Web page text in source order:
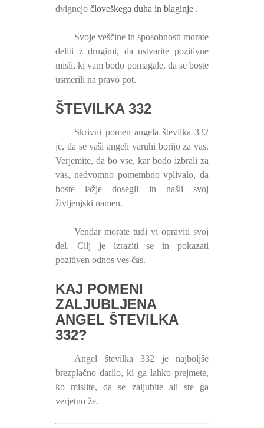
dvignejo človeškega duha in blaginje .
Svoje veščine in sposobnosti morate
deliti z drugimi, da ustvarite pozitivne
misli, ki vam bodo pomagale, da se boste
usmerili na pravo pot.
ŠTEVILKA 332
Skrivni pomen angela številka 332
je, da se vaši angeli varuhi borijo za vas.
Verjemite, da bo vse, kar bodo izbrali za
vas, nedvomno pomembno vplivalo, da
boste lažje dosegli in našli svoj
življenjski namen.
Vendar morate tudi vi opraviti svoj
del. Cilj je izraziti se in pokazati
pozitiven odnos ves čas.
KAJ POMENI
ZALJUBLJENA
ANGEL ŠTEVILKA
332?
Angel številka 332 je najboljše
brezplačno darilo, ki ga lahko prejmete,
ko mislite, da se zaljubite ali ste ga
verjetno že.